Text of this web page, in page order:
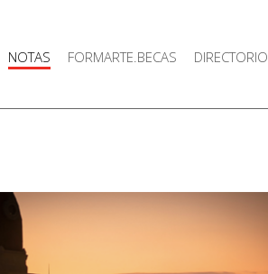
NOTAS FORMARTE.BECAS DIRECTORIO